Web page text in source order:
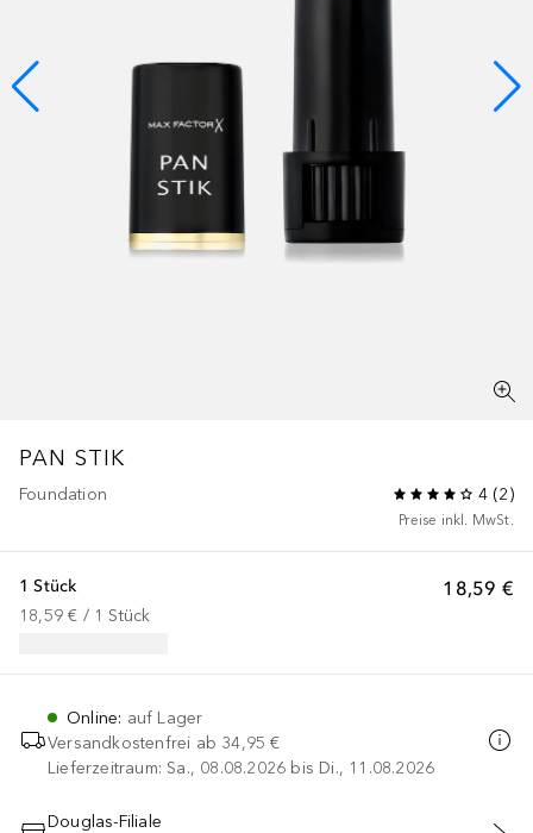
PAN STIK
Foundation 4 (2)
Preise inkl. MwSt.
18,59 €
1 Stück
18,59 € / 1 Stück
Online: auf Lager
Versandkostenfrei ab 34,95 €
Lieferzeitraum: Sa., 08.08.2026 bis Di., 11.08.2026
Douglas-Filiale